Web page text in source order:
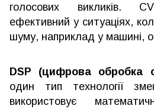
голосових викликів.
ефективний у ситуаціях,
шуму, наприклад у машині,
DSP (цифрова обробка
один тип технології
використовує